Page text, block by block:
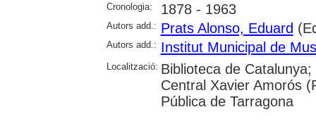
Cronologia: 1878 - 1963
Autors add.: Prats Alonso, Eduard
Autors add.: Institut Municipal de
Localització: Biblioteca de
Central Xavier Amorós
Pública de Tarragona